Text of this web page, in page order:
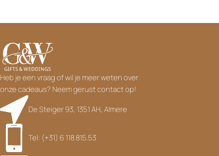
Heb je een vraag of wil je meer weten over
onze cadeaus? Neem gerust contact op!
De Steiger 93, 1351 AH, Almere
Tel: (+31) 6 118.815.53